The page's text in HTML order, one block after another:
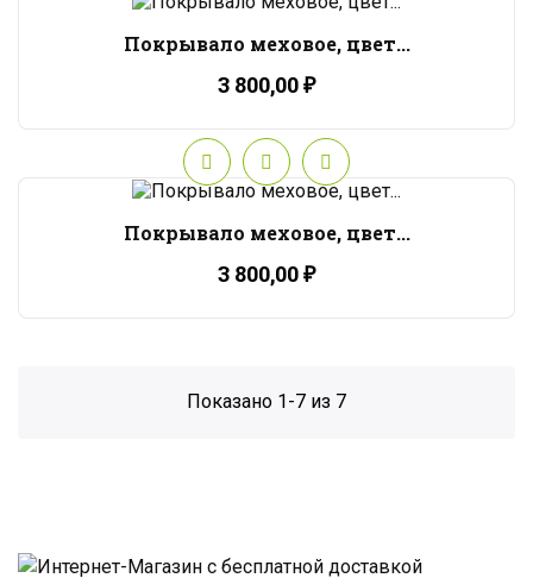
Покрывало меховое, цвет...
3 800,00 ₽
Покрывало меховое, цвет...
3 800,00 ₽
Показано 1-7 из 7